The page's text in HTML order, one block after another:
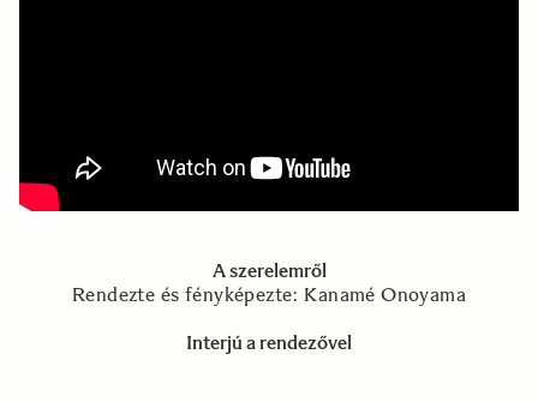
A szerelemről
Rendezte és fényképezte: Kanamé Onoyama
Interjú a rendezővel